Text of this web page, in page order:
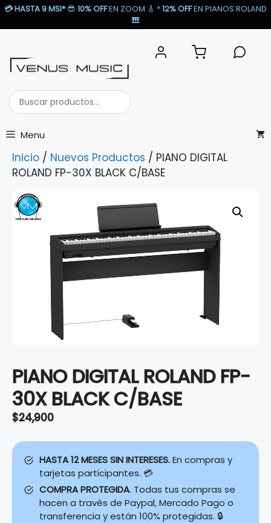
Saltar
💳HASTA 9 MSI* 😎 10% OFFEN ZOOM 🎸​ *12% OFFEN PIANOS ROLAND
🎹​
Buscar
productos...
Menu
Inicio / Nuevos Productos / PIANO DIGITAL
ROLAND FP-30X BLACK C/BASE
PIANO DIGITAL ROLAND FP-
30X BLACK C/BASE
$24,900
HASTA 12 MESES SIN INTERESES.En compras y
tarjetas participantes. 💳
COMPRA PROTEGIDA. Todas tus compras se
hacen a través de Paypal, Mercado Pago o
transferencia y están 100% protegidas. 🔒